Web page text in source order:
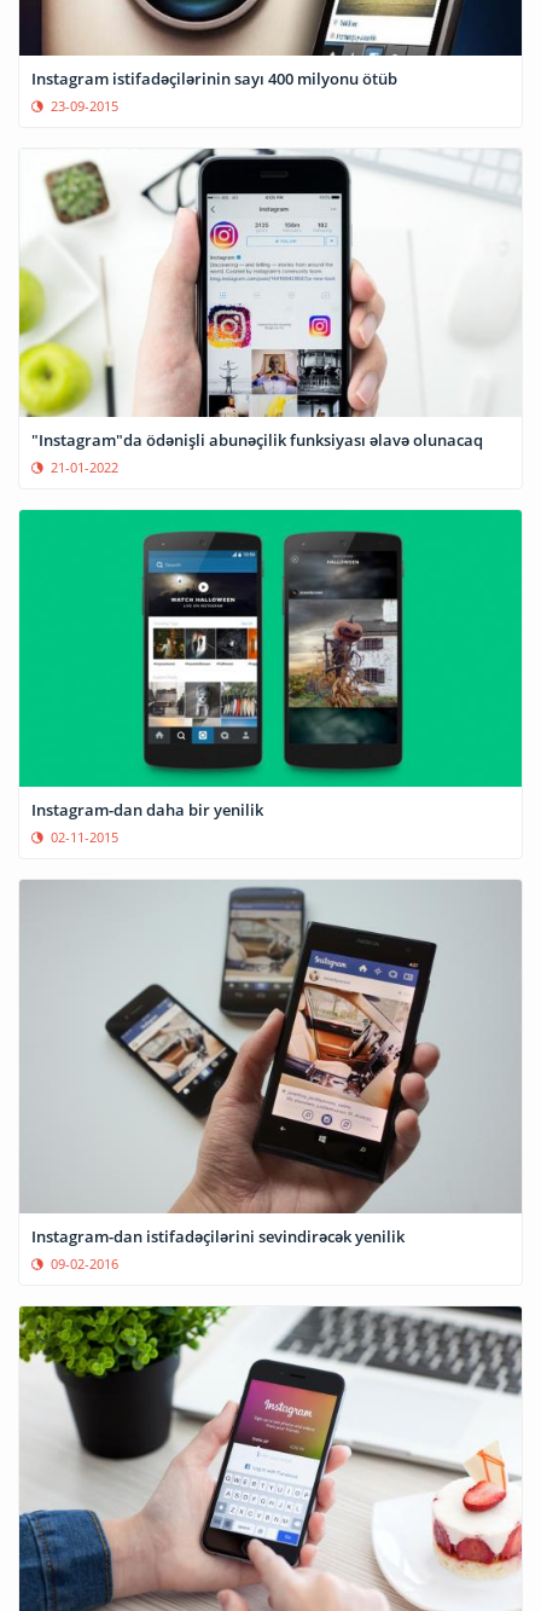
Instagram istifadəçilərinin sayı 400 milyonu ötüb
23-09-2015
"Instagram"da ödənişli abunəçilik funksiyası əlavə olunacaq
21-01-2022
Instagram-dan daha bir yenilik
02-11-2015
Instagram-dan istifadəçilərini sevindirəcək yenilik
09-02-2016